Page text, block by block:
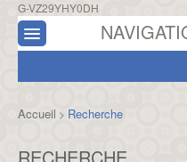
G-VZ29YHY0DH
Accueil > Recherche